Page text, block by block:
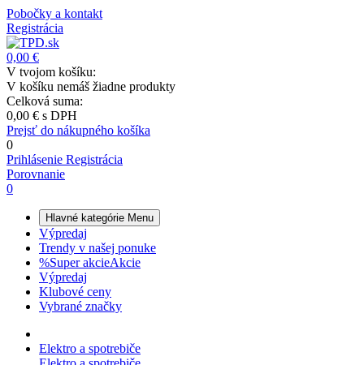
Pobočky a kontakt
Registrácia
0,00 €
V tvojom košíku:
V košíku nemáš žiadne produkty
Celková suma:
0,00 € s DPH
Prejsť do nákupného košíka
0
Prihlásenie Registrácia
Porovnanie
0
Hlavné kategórie Menu
Výpredaj
Trendy v našej ponuke
%Super akcieAkcie
Výpredaj
Klubové ceny
Vybrané značky
Elektro a spotrebiče